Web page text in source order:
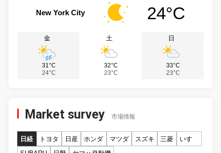
New York City 24°C
金
31°C
24°C
土
32°C
23°C
日
33°C
23°C
Market survey 市場情報
日経 トヨタ 日産 ホンダ マツダ スズキ 三菱
いすゞ